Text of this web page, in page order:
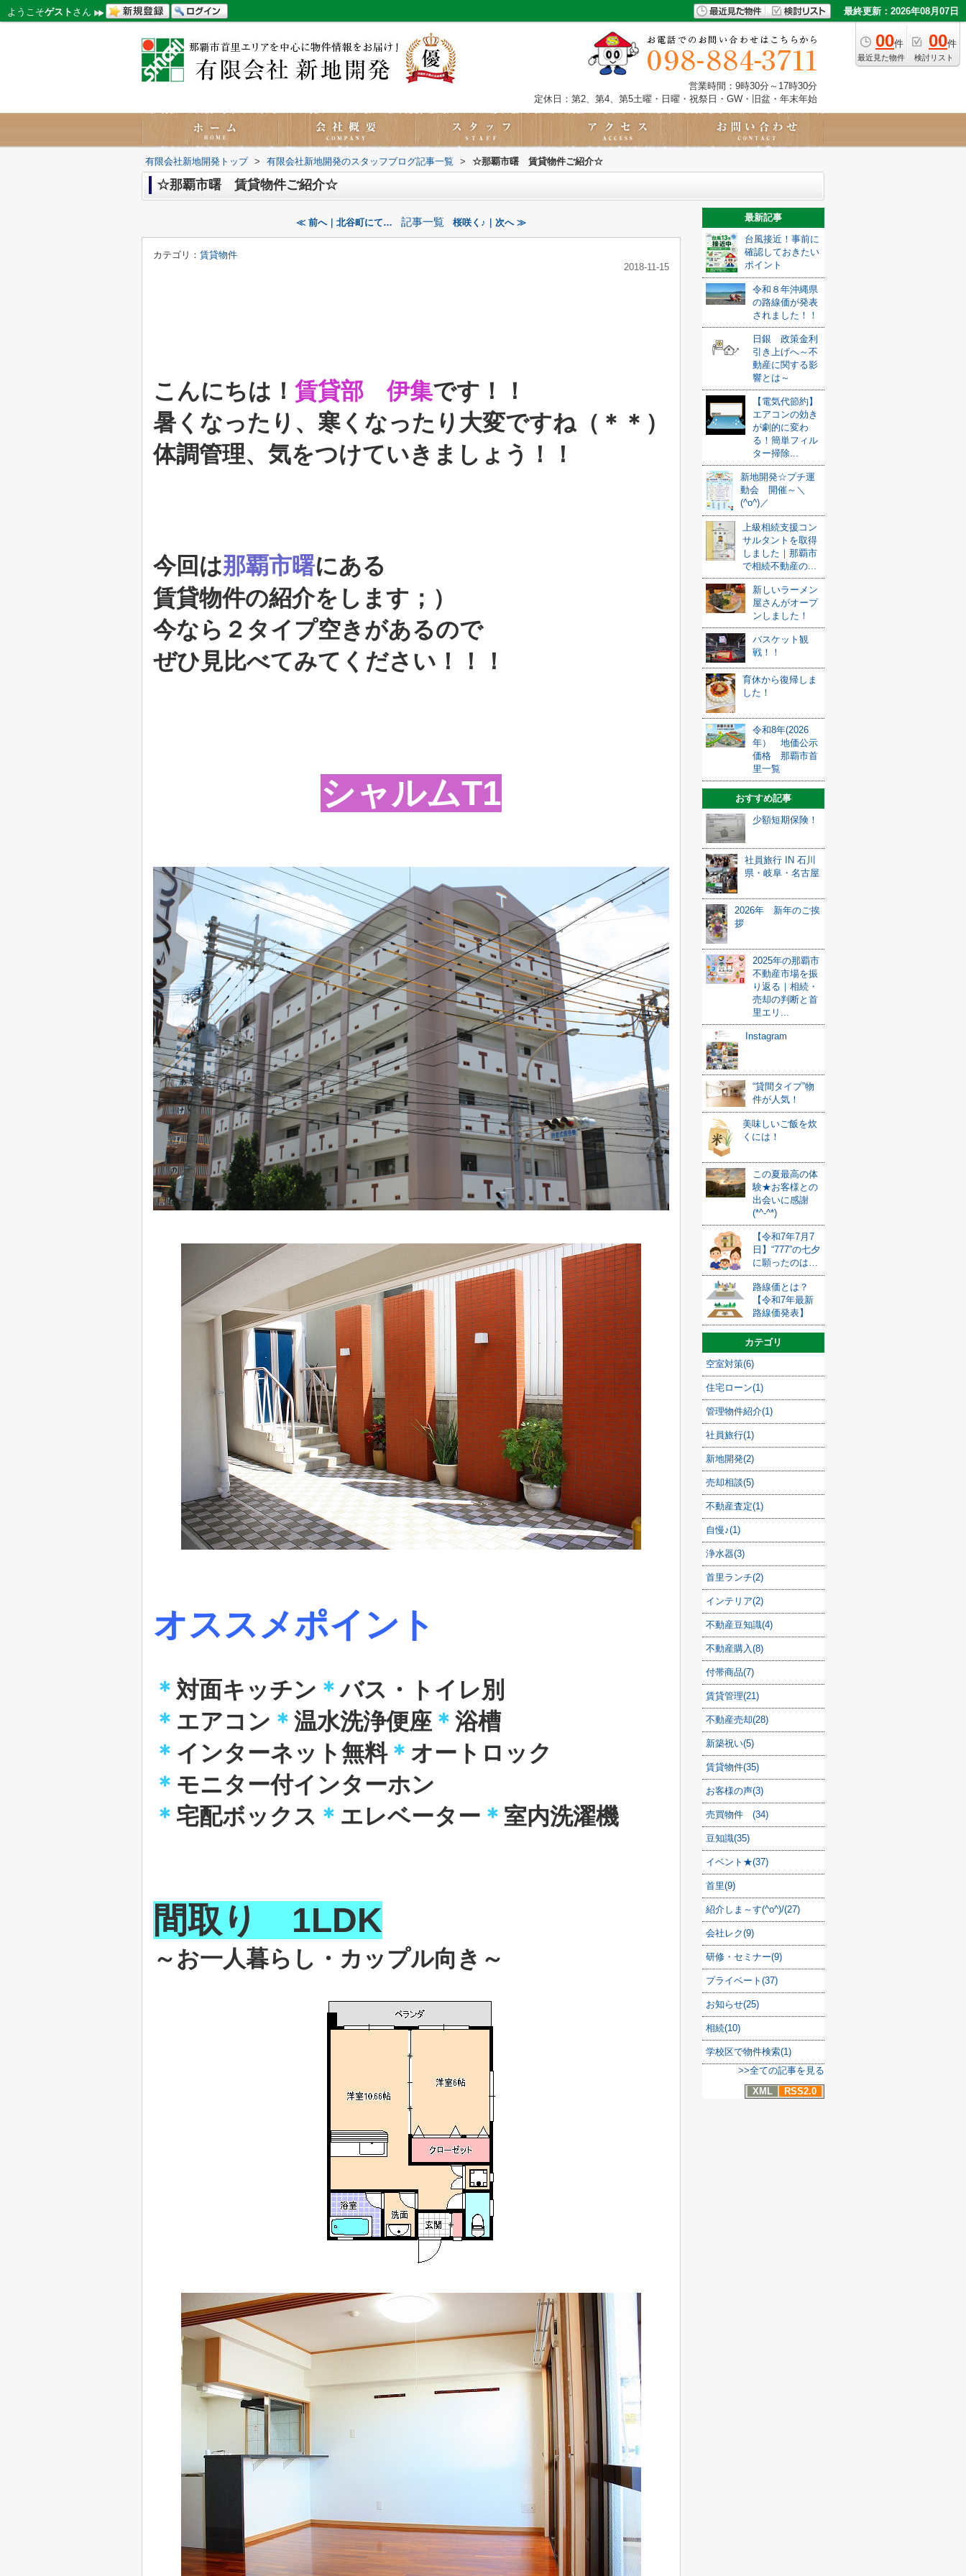
ようこそゲスト さん 最終更新：2026年08月07日
00件
最近見た物件
00件
検討リスト
営業時間：9時30分～17時30分
定休日：第2、第4、第5土曜・日曜・祝祭日・GW・旧盆・年末年始
有限会社新地開発トップ > 有限会社新地開発のスタッフブログ記事一覧 > ☆那覇市曙 賃貸物件ご紹介☆
☆那覇市曙 賃貸物件ご紹介☆
≪ 前へ｜北谷町にて… 記事一覧 桜咲く♪｜次へ ≫
カテゴリ： 賃貸物件
2018-11-15
こんにちは！ 賃貸部 伊集です！！
暑くなったり、寒くなったり 大変ですね（＊＊）
体調管理、気をつけていきましょう！！
今回は那覇市曙にある
賃貸物件の紹介をします；）
今なら２タイプ空きがあるので
ぜひ見比べてみてください！！！
シャルムT1
オススメポイント
＊ 対面キッチン ＊バス・トイレ別
＊ エアコン ＊ 温水洗浄便座 ＊ 浴槽
＊ インターネット無料＊ オートロック
＊ モニター付インターホン
＊ 宅配ボックス ＊ エレベーター ＊ 室内洗濯機
間取り 1LDK
～お一人暮らし・カップル向き～
最新記事
台風接近！事前に
確認しておきたい
ポイント
令和８年沖縄県
の路線価が発表
されました！！
日銀 政策金利
引き上げへ～不
動産に関する影
響とは～
【電気代節約】
エアコンの効き
が劇的に変わ
る！簡単フィル
ター掃除...
新地開発☆プチ運
動会 開催～＼
(^o^)／
上級相続支援コン
サルタントを取得
しました｜那覇市
で相続不動産の...
新しいラーメン
屋さんがオープ
ンしました！
バスケット観
戦！！
育休から復帰しま
した！
令和8年(2026
年） 地価公示
価格 那覇市首
里一覧
おすすめ記事
少額短期保険！
社員旅行 IN 石川
県・岐阜・名古屋
2026年 新年のご挨
拶
2025年の那覇市
不動産市場を振
り返る｜相続・
売却の判断と首
里エリ...
Instagram
“貸間タイプ”物
件が人気！
美味しいご飯を炊
くには！
この夏最高の体
験★お客様との
出会いに感謝
(*^-^*)
【令和7年7月7
日】“777”の七夕
に願ったのは…
路線価とは？
【令和7年最新
路線価発表】
カテゴリ
空室対策(6)
住宅ローン(1)
管理物件紹介(1)
社員旅行(1)
新地開発(2)
売却相談(5)
不動産査定(1)
自慢♪(1)
浄水器(3)
首里ランチ(2)
インテリア(2)
不動産豆知識(4)
不動産購入(8)
付帯商品(7)
賃貸管理(21)
不動産売却(28)
新築祝い(5)
賃貸物件(35)
お客様の声(3)
売買物件 (34)
豆知識(35)
イベント★(37)
首里(9)
紹介しま～す(^o^)/(27)
会社レク(9)
研修・セミナー(9)
プライベート(37)
お知らせ(25)
相続(10)
学校区で物件検索(1)
>>全ての記事を見る
XML
RSS2.0